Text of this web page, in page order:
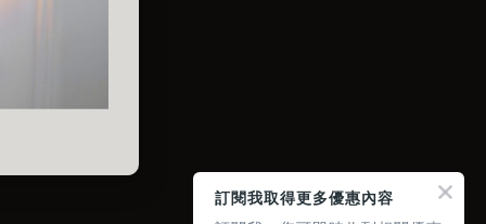
訂閱我取得更多優惠內容